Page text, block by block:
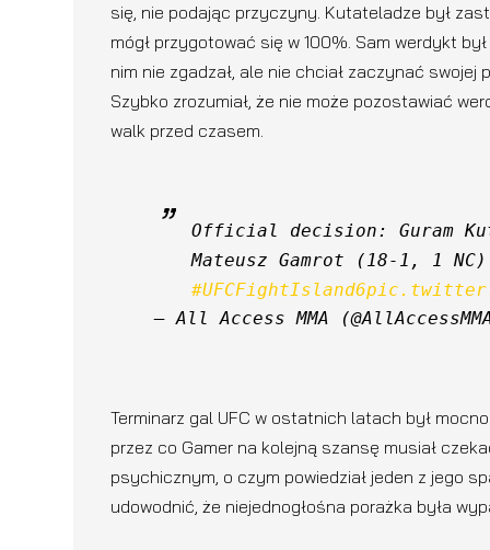
się, nie podając przyczyny. Kutateladze był
mógł przygotować się w 100%. Sam werdykt
nim nie zgadzał, ale nie chciał zaczynać
Szybko zrozumiał, że nie może pozostawiać
walk przed czasem.
Official decision: Guram
Mateusz Gamrot (18-1, 1
#UFCFightIsland6
— All Access MMA
Terminarz gal UFC w ostatnich latach był
przez co Gamer na kolejną szansę musiał
psychicznym, o czym powiedział jeden z jego
udowodnić, że niejednogłośna porażka była